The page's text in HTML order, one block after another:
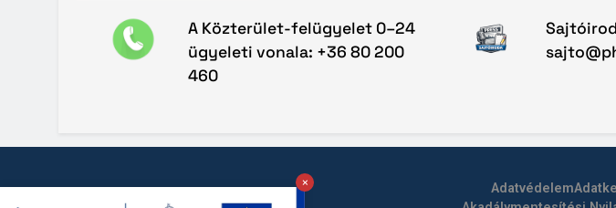
A Közterület-felügyelet 0–24
ügyeleti vonala: +36 80 200
460
Adatvédelem
×